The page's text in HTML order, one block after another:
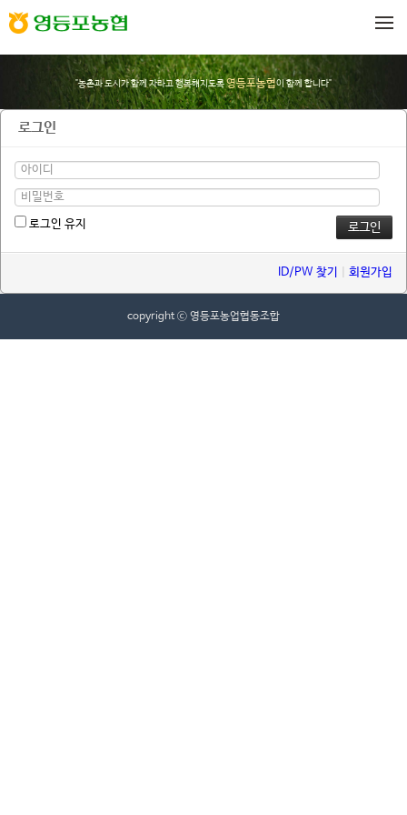
"농촌과 도시가 함께 자라고 행복해지도록영등포농협이 함께 합니다"
로그인
로그인 유지
ID/PW 찾기 회원가입
copyright ⓒ 영등포농업협동조합